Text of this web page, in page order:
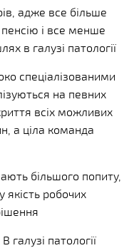
адже все більше
пенсію і все менше
в галузі патології
спеціалізованими
на певних
всіх можливих
а ціла команда
більшого попиту,
робочих
патології